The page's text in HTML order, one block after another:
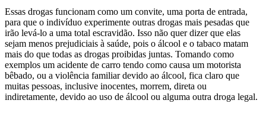
Essas drogas funcionam como um convite, uma porta de entrada,
para que o indivíduo experimente outras drogas mais pesadas que
irão levá-lo a uma total escravidão. Isso não quer dizer que elas
sejam menos prejudiciais à saúde, pois o álcool e o tabaco matam
mais do que todas as drogas proibidas juntas. Tomando como
exemplos um acidente de carro tendo como causa um motorista
bêbado, ou a violência familiar devido ao álcool, fica claro que
muitas pessoas, inclusive inocentes, morrem, direta ou
indiretamente, devido ao uso de álcool ou alguma outra droga legal.